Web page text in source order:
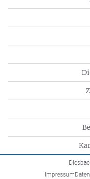
Impressum